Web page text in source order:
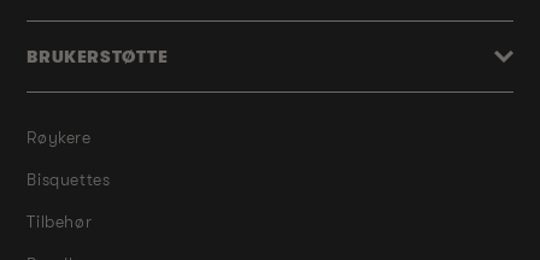
Røykere
Bisquettes
Tilbehør
BRUKERSTØTTE